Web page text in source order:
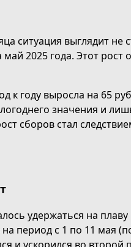
ситуация выглядит
май 2025 года. Этот
к году выросла на 65
значения и
сборов стал
удержаться на
на период с 1 по 11